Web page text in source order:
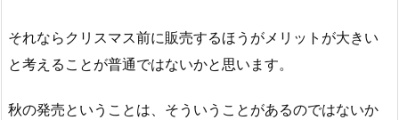
それならクリスマス前に販売するほうがメリットが大きい
と考えることが普通ではないかと思います。
秋の発売ということは、そういうことがあるのではないか